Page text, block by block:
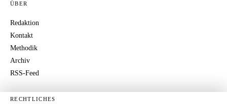
ÜBER
Redaktion
Kontakt
Methodik
Archiv
RSS-Feed
RECHTLICHES